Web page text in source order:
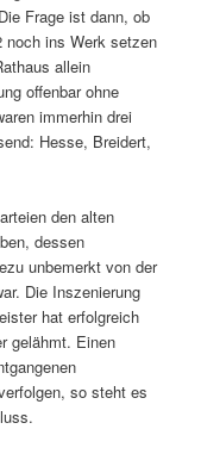
Frage ist dann, ob
noch ins Werk setzen
allein
offenbar ohne
immerhin drei
Hesse, Breidert,
den alten
dessen
unbemerkt von der
Die Inszenierung
hat erfolgreich
gelähmt. Einen
so steht es